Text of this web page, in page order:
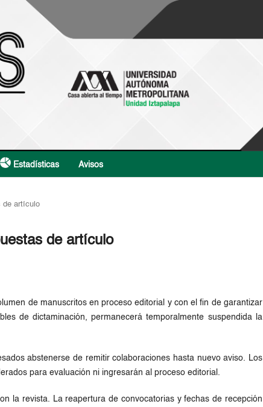
Estadísticas Avisos
de artículo
de artículo
de manuscritos en proceso editorial y con el fin de garantizar
de dictaminación, permanecerá temporalmente suspendida la
abstenerse de remitir colaboraciones hasta nuevo aviso. Los
para evaluación ni ingresarán al proceso editorial.
la revista. La reapertura de convocatorias y fechas de recepción